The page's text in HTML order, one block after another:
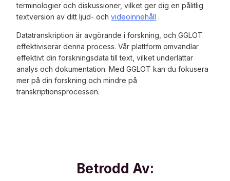
terminologier och diskussioner, vilket ger dig en pålitlig
textversion av ditt ljud- ochvideoinnehåll .
Datatranskription är avgörande i forskning, och GGLOT
effektiviserar denna process. Vår plattform omvandlar
effektivt din forskningsdata till text, vilket underlättar
analys och dokumentation. Med GGLOT kan du fokusera
mer på din forskning och mindre på
transkriptionsprocessen.
Betrodd Av: